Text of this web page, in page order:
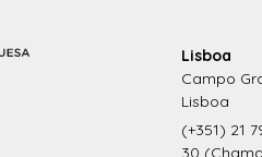
Lisboa
Campo
Lisboa
(+351) 21
30